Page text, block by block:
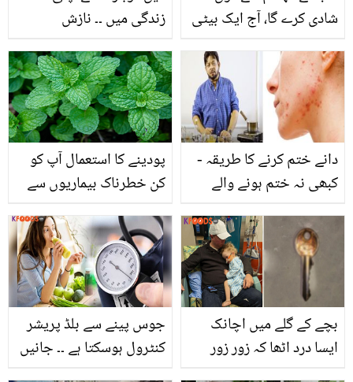
زندگی میں ۔۔ نازش
اپنی ادھوری محبت کے
بارے میں بتاتے ہوئے کیا
کہا؟
شادی کرے گا، آج ایک بیٹی
کی 45 سالہ نابینا شخص
سے شادی کیوں کی؟ آپ
بھی داد دیں گے
پودینے کا استعمال آپ کو
کن خطرناک بیماریوں سے
جانیں
دانے ختم کرنے کا طریقہ -
کبھی نہ ختم ہونے والے
جان چھڑائیں مشہور
ہربلسٹ ڈاکٹر عیسیٰ کا
بتایا ہوا نسخہ اپنائیں اور
بے داغ چہرہ پائیں
جوس پینے سے بلڈ پریشر
کنٹرول ہوسکتا ہے ۔۔ جانیں
بچے کے گلے میں اچانک
ایسا درد اٹھا کہ زور زور